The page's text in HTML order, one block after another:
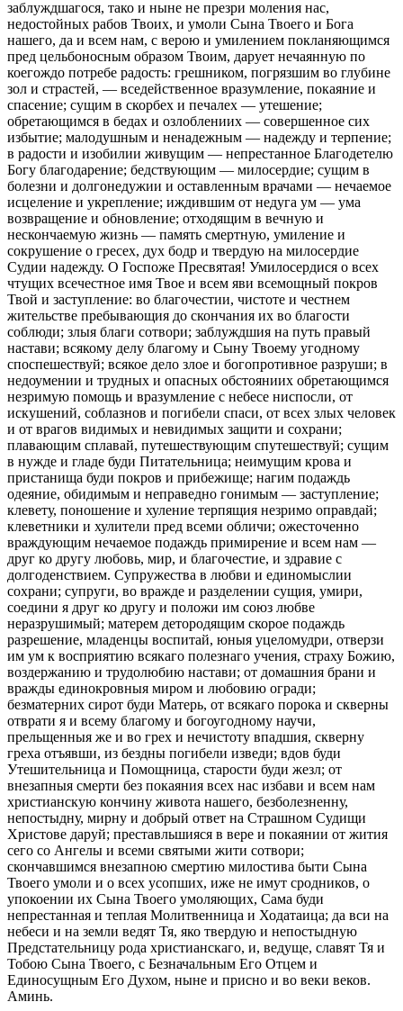
заблуждшагося, тако и ныне не презри моления нас,
недостойных рабов Твоих, и умоли Сына Твоего и Бога
нашего, да и всем нам, с верою и умилением покланяющимся
пред цельбоносным образом Твоим, дарует нечаянную по
коегождо потребе радость: грешником, погрязшим во глубине
зол и страстей, — вседейственное вразумление, покаяние и
спасение; сущим в скорбех и печалех — утешение;
обретающимся в бедах и озлоблениих — совершенное сих
избытие; малодушным и ненадежным — надежду и терпение;
в радости и изобилии живущим — непрестанное Благодетелю
Богу благодарение; бедствующим — милосердие; сущим в
болезни и долгонедужии и оставленным врачами — нечаемое
исцеление и укрепление; иждившим от недуга ум — ума
возвращение и обновление; отходящим в вечную и
нескончаемую жизнь — память смертную, умиление и
сокрушение о гресех, дух бодр и твердую на милосердие
Судии надежду. О Госпоже Пресвятая! Умилосердися о всех
чтущих всечестное имя Твое и всем яви всемощный покров
Твой и заступление: во благочестии, чистоте и честнем
жительстве пребывающия до скончания их во благости
соблюди; злыя благи сотвори; заблуждшия на путь правый
настави; всякому делу благому и Сыну Твоему угодному
споспешествуй; всякое дело злое и богопротивное разруши; в
недоумении и трудных и опасных обстояниих обретающимся
незримую помощь и вразумление с небесе ниспосли, от
искушений, соблазнов и погибели спаси, от всех злых человек
и от врагов видимых и невидимых защити и сохрани;
плавающим сплавай, путешествующим спутешествуй; сущим
в нужде и гладе буди Питательница; неимущим крова и
пристанища буди покров и прибежище; нагим подаждь
одеяние, обидимым и неправедно гонимым — заступление;
клевету, поношение и хуление терпящия незримо оправдай;
клеветники и хулители пред всеми обличи; ожесточенно
враждующим нечаемое подаждь примирение и всем нам —
друг ко другу любовь, мир, и благочестие, и здравие с
долгоденствием. Супружества в любви и единомыслии
сохрани; супруги, во вражде и разделении сущия, умири,
соедини я друг ко другу и положи им союз любве
неразрушимый; матерем детородящим скорое подаждь
разрешение, младенцы воспитай, юныя уцеломудри, отверзи
им ум к восприятию всякаго полезнаго учения, страху Божию,
воздержанию и трудолюбию настави; от домашния брани и
вражды единокровныя миром и любовию огради;
безматерних сирот буди Матерь, от всякаго порока и скверны
отврати я и всему благому и богоугодному научи,
прельщенныя же и во грех и нечистоту впадшия, скверну
греха отъявши, из бездны погибели изведи; вдов буди
Утешительница и Помощница, старости буди жезл; от
внезапныя смерти без покаяния всех нас избави и всем нам
христианскую кончину живота нашего, безболезненну,
непостыдну, мирну и добрый ответ на Страшном Судищи
Христове даруй; преставльшияся в вере и покаянии от жития
сего со Ангелы и всеми святыми жити сотвори;
скончавшимся внезапною смертию милостива быти Сына
Твоего умоли и о всех усопших, иже не имут сродников, о
упокоении их Сына Твоего умоляющих, Сама буди
непрестанная и теплая Молитвенница и Ходатаица; да вси на
небеси и на земли ведят Тя, яко твердую и непостыдную
Предстательницу рода христианскаго, и, ведуще, славят Тя и
Тобою Сына Твоего, с Безначальным Его Отцем и
Единосущным Его Духом, ныне и присно и во веки веков.
Аминь.